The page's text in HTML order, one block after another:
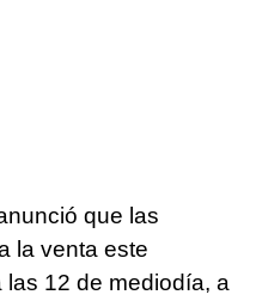
que las
la venta este
12 de mediodía, a